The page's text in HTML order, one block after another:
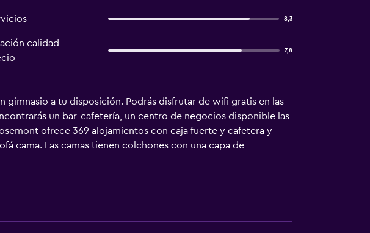
8,3
calidad-
7,8
gimnasio a tu disposición. Podrás disfrutar de wifi gratis en las
un bar-cafetería, un centro de negocios disponible las
ofrece 369 alojamientos con caja fuerte y cafetera y
cama. Las camas tienen colchones con una capa de
una televisión de pantalla plana con canales por cable de
artículos de higiene personal gratuitos y secador de pelo. Este